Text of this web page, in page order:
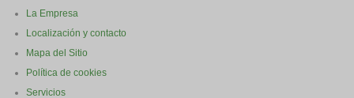
La Empresa
Localización y contacto
Mapa del Sitio
Política de cookies
Servicios